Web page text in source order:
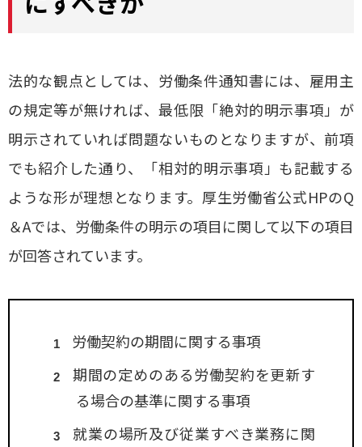
法的な観点としては、労働条件通知書には、雇用主
の規定等が無ければ、最低限「絶対的明示事項」が
明示されていれば問題ないものとなりますが、前項
でも紹介した通り、「相対的明示事項」も記載する
ような形が理想となります。厚生労働省公式HPのQ
＆Aでは、労働条件の明示の項目に関して以下の項目
が回答されています。
労働契約の期間に関する事項
期間の定めのある労働契約を更新す
る場合の基準に関する事項
就業の場所及び従業すべき業務に関